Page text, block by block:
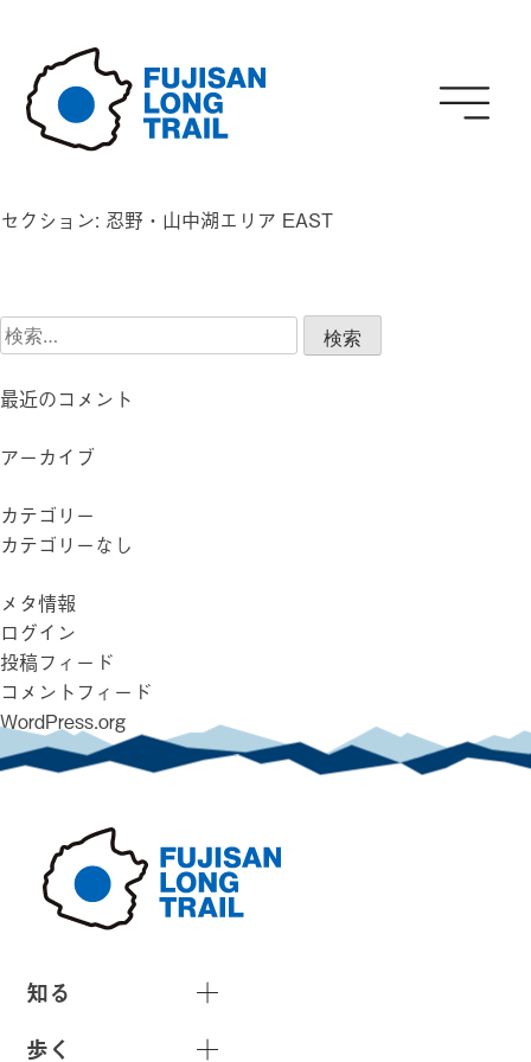
content
セクション: 忍野・山中湖エリア EAST
検
索:
最近のコメント
アーカイブ
カテゴリー
カテゴリーなし
メタ情報
ログイン
投稿フィード
コメントフィード
WordPress.org
知る
歩く